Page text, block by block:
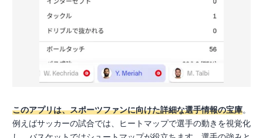
このアプリは、スポーツファンに向けた詳細な選手情報の宝庫。
例えばサッカーの試合では、ヒートマップで選手の動きを視覚化